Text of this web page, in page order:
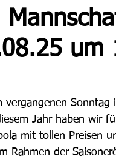
um
vergangenen Sonntag
Jahr haben wir
mit tollen Preisen
Rahmen der